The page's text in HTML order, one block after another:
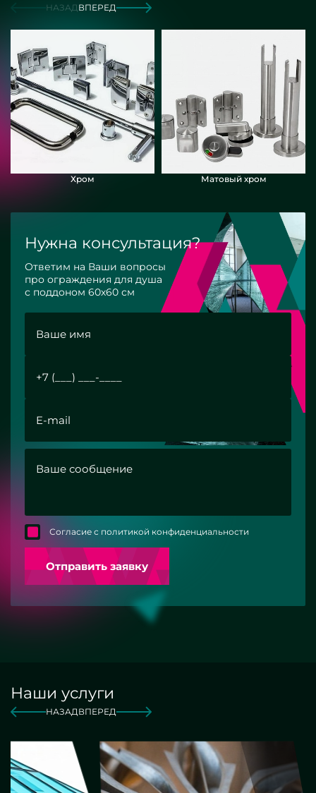
НАЗАДВПЕРЕД
Хром Матовый хром
Нужна консультация?
Ответим на Ваши вопросы
про ограждения для душа
с поддоном 60х60 см
Согласие с политикой конфиденциальности
Отправить заявку
Наши услуги
НАЗАДВПЕРЕД